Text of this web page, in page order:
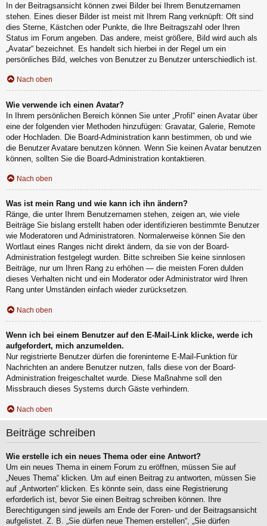
In der Beitragsansicht können zwei Bilder bei Ihrem Benutzernamen
stehen. Eines dieser Bilder ist meist mit Ihrem Rang verknüpft: Oft sind
dies Sterne, Kästchen oder Punkte, die Ihre Beitragszahl oder Ihren
Status im Forum angeben. Das andere, meist größere, Bild wird auch als
„Avatar“ bezeichnet. Es handelt sich hierbei in der Regel um ein
persönliches Bild, welches von Benutzer zu Benutzer unterschiedlich ist.
Nach oben
Wie verwende ich einen Avatar?
In Ihrem persönlichen Bereich können Sie unter „Profil“ einen Avatar über
eine der folgenden vier Methoden hinzufügen: Gravatar, Galerie, Remote
oder Hochladen. Die Board-Administration kann bestimmen, ob und wie
die Benutzer Avatare benutzen können. Wenn Sie keinen Avatar benutzen
können, sollten Sie die Board-Administration kontaktieren.
Nach oben
Was ist mein Rang und wie kann ich ihn ändern?
Ränge, die unter Ihrem Benutzernamen stehen, zeigen an, wie viele
Beiträge Sie bislang erstellt haben oder identifizieren bestimmte Benutzer
wie Moderatoren und Administratoren. Normalerweise können Sie den
Wortlaut eines Ranges nicht direkt ändern, da sie von der Board-
Administration festgelegt wurden. Bitte schreiben Sie keine sinnlosen
Beiträge, nur um Ihren Rang zu erhöhen — die meisten Foren dulden
dieses Verhalten nicht und ein Moderator oder Administrator wird Ihren
Rang unter Umständen einfach wieder zurücksetzen.
Nach oben
Wenn ich bei einem Benutzer auf den E-Mail-Link klicke, werde ich
aufgefordert, mich anzumelden.
Nur registrierte Benutzer dürfen die foreninterne E-Mail-Funktion für
Nachrichten an andere Benutzer nutzen, falls diese von der Board-
Administration freigeschaltet wurde. Diese Maßnahme soll den
Missbrauch dieses Systems durch Gäste verhindern.
Nach oben
Beiträge schreiben
Wie erstelle ich ein neues Thema oder eine Antwort?
Um ein neues Thema in einem Forum zu eröffnen, müssen Sie auf
„Neues Thema“ klicken. Um auf einen Beitrag zu antworten, müssen Sie
auf „Antworten“ klicken. Es könnte sein, dass eine Registrierung
erforderlich ist, bevor Sie einen Beitrag schreiben können. Ihre
Berechtigungen sind jeweils am Ende der Foren- und der Beitragsansicht
aufgelistet. Z. B. „Sie dürfen neue Themen erstellen“, „Sie dürfen